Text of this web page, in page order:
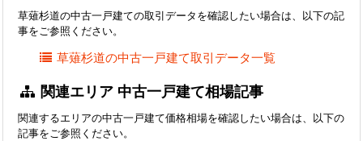
草薙杉道の中古一戸建ての取引データを確認したい場合は、以下の記
事をご参照ください。
草薙杉道の中古一戸建て取引データ一覧
関連エリア 中古一戸建て相場記事
関連するエリアの中古一戸建て価格相場を確認したい場合は、以下の
記事をご参照ください。